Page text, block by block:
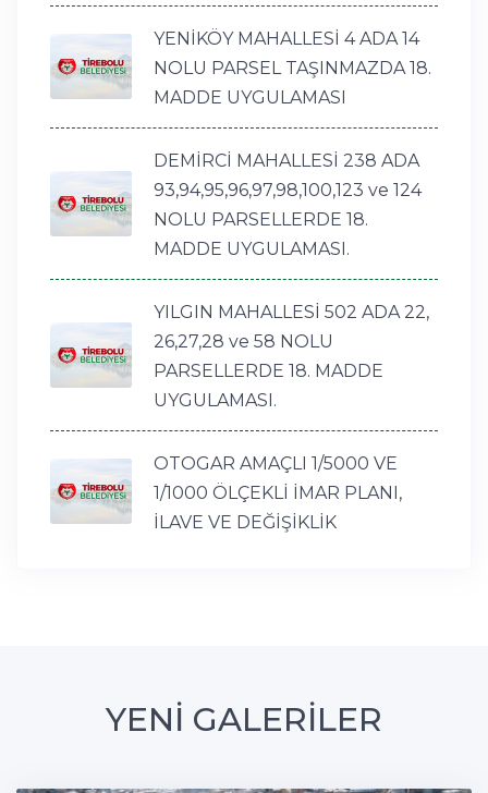
YENİKÖY MAHALLESİ 4 ADA 14
NOLU PARSEL TAŞINMAZDA 18.
MADDE UYGULAMASI
DEMİRCİ MAHALLESİ 238 ADA
93,94,95,96,97,98,100,123 ve 124
NOLU PARSELLERDE 18.
MADDE UYGULAMASI.
YILGIN MAHALLESİ 502 ADA 22,
26,27,28 ve 58 NOLU
PARSELLERDE 18. MADDE
UYGULAMASI.
OTOGAR AMAÇLI 1/5000 VE
1/1000 ÖLÇEKLİ İMAR PLANI,
İLAVE VE DEĞİŞİKLİK
YENİ GALERİLER